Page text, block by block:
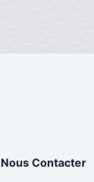
Nous Contacter